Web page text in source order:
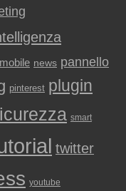
mobile news pannello
pinterest plugin
smart
twitter
youtube